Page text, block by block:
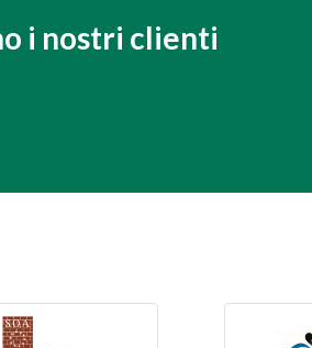
i nostri clienti